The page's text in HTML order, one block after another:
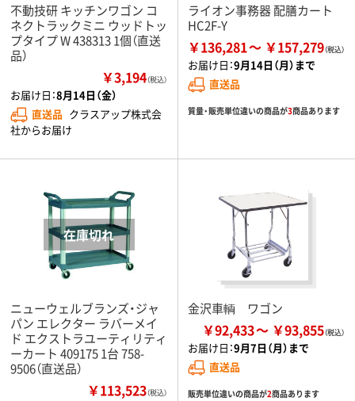
不動技研 キッチンワゴン コ
ネクトラックミニ ウッドトッ
プタイプ W 438313 1個（直送
品）
￥3,194（税込）
お届け日：8月14日（金）
直送品 クラスアップ株式会
社からお届け
ライオン事務器 配膳カート
HC2F-Y
￥136,281 ￥157,279
お届け日：9月14日（月）まで
直送品
質量・販売単位違いの商品が3商品あります
ニューウェルブランズ・ジャ
パン エレクター ラバーメイ
ド エクストラユーティリティ
ーカート 409175 1台 758-
9506（直送品）
￥113,523（税込）
金沢車輌 ワゴン
￥92,433 ￥93,855
お届け日：9月7日（月）まで
直送品
販売単位違いの商品が2商品あります